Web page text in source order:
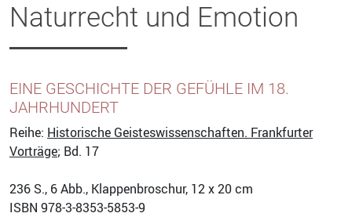
Naturrecht und Emotion
EINE GESCHICHTE DER GEFÜHLE IM 18.
JAHRHUNDERT
Reihe: Historische Geisteswissenschaften. Frankfurter
Vorträge; Bd. 17
236 S., 6 Abb., Klappenbroschur, 12 x 20 cm
ISBN 978-3-8353-5853-9